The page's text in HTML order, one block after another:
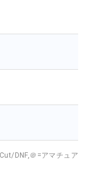
DNF,＠=アマチュア